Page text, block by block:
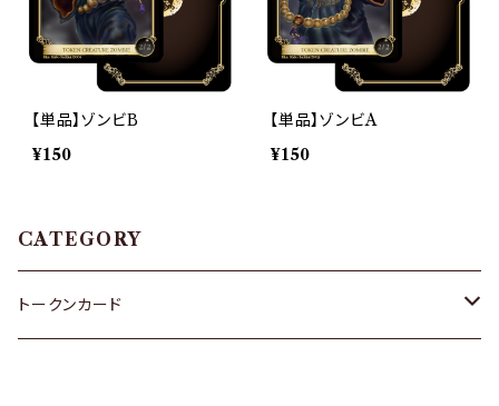
【単品】ゾンビB
¥150
【単品】ゾンビA
¥150
CATEGORY
トークンカード